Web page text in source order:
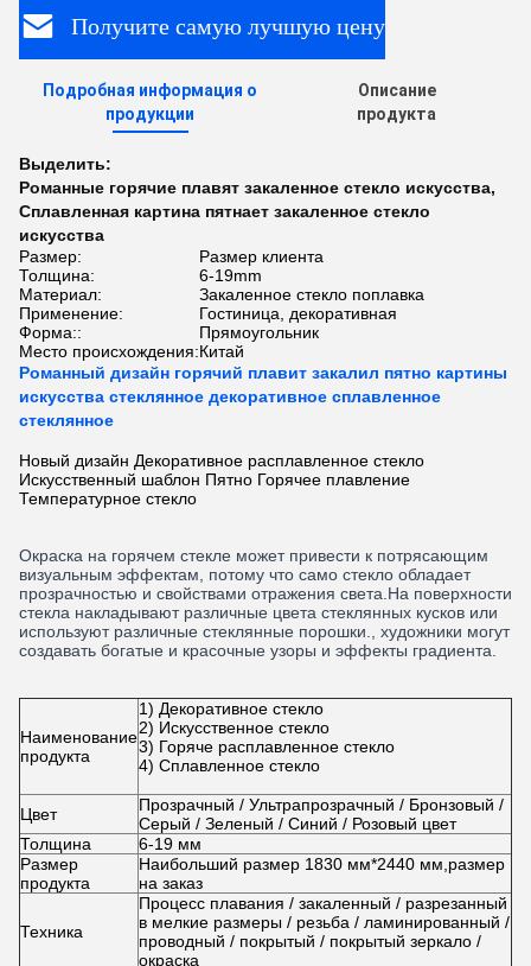
Получите самую лучшую цену
Подробная информация о
продукции
Описание
продукта
Выделить:
Романные горячие плавят закаленное стекло искусства,
Сплавленная картина пятнает закаленное стекло
искусства
Размер:
Размер клиента
Толщина:
6-19mm
Материал:
Закаленное стекло поплавка
Применение:
Гостиница, декоративная
Форма::
Прямоугольник
Место происхождения:Китай
Романный дизайн горячий плавит закалил пятно картины
искусства стеклянное декоративное сплавленное
стеклянное
Новый дизайн Декоративное расплавленное стекло
Искусственный шаблон Пятно Горячее плавление
Температурное стекло
Окраска на горячем стекле может привести к потрясающим
визуальным эффектам, потому что само стекло обладает
прозрачностью и свойствами отражения света.На поверхности
стекла накладывают различные цвета стеклянных кусков или
используют различные стеклянные порошки., художники могут
создавать богатые и красочные узоры и эффекты градиента.
Наименование
продукта
1) Декоративное стекло
2) Искусственное стекло
3) Горяче расплавленное стекло
4) Сплавленное стекло
Цвет
Прозрачный / Ультрапрозрачный / Бронзовый /
Серый / Зеленый / Синий / Розовый цвет
Толщина
6-19 мм
Размер
продукта
Наибольший размер 1830 мм*2440 мм,размер
на заказ
Техника
Процесс плавания / закаленный / разрезанный
в мелкие размеры / резьба / ламинированный /
проводный / покрытый / покрытый зеркало /
окраска